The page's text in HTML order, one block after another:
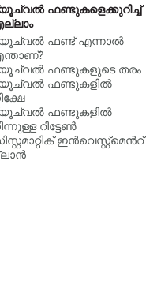
ഫണ്ടുകളെക്കുറിച്ച്
ഫണ്ട് എന്നാല്‍
ഫണ്ടുകളുടെ തരം
ഫണ്ടുകളിൽ
ഫണ്ടുകളില്‍
റിട്ടേൺ
ഇന്‍വെസ്റ്റ്‌മെന്‍റ്